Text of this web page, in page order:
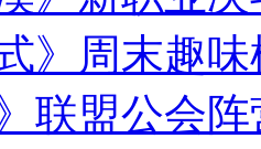
》周末趣
联盟公会